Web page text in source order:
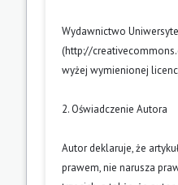
Wydawnictwo
(http://
wyżej wymienionej
2. Oświadczenie Autora
Autor deklaruje, że
prawem, nie narusza